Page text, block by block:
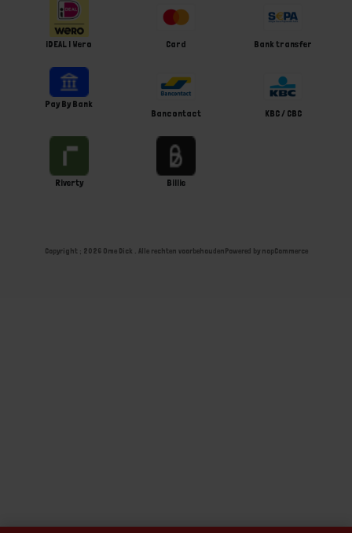
iDEAL | Wero Card Bank transfer
Pay By Bank
Bancontact
KBC / CBC
Riverty Billie
Copyright ; 2026 Ome Dick . Alle rechten voorbehoudenPowered by nopCommerce